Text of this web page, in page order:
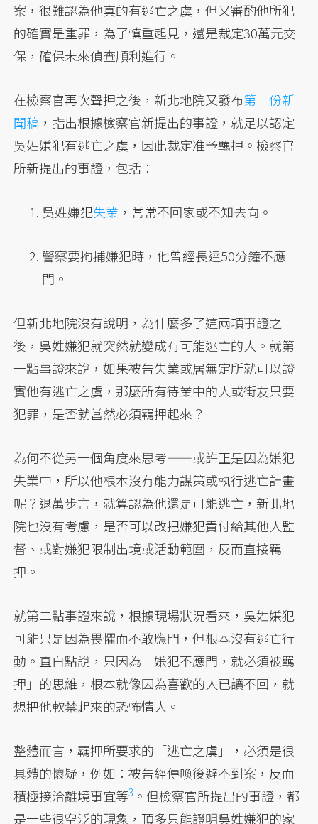
案，很難認為他真的有逃亡之虞，但又審酌他所犯
的確實是重罪，為了慎重起見，還是裁定30萬元交
保，確保未來偵查順利進行。
在檢察官再次聲押之後，新北地院又發布第二份新
聞稿 ，指出根據檢察官新提出的事證，就足以認定
吳姓嫌犯有逃亡之虞，因此裁定准予羈押。檢察官
所新提出的事證，包括：
吳姓嫌犯失業 ，常常不回家或不知去向。
警察要拘捕嫌犯時，他曾經長達50分鐘不應
門。
但新北地院沒有說明，為什麼多了這兩項事證之
後，吳姓嫌犯就突然就變成有可能逃亡的人。就第
一點事證來說，如果被告失業或居無定所就可以證
實他有逃亡之虞，那麼所有待業中的人或街友只要
犯罪，是否就當然必須羈押起來？
為何不從另一個角度來思考——或許正是因為嫌犯
失業中，所以他根本沒有能力謀策或執行逃亡計畫
呢？退萬步言，就算認為他還是可能逃亡，新北地
院也沒有考慮，是否可以改把嫌犯責付給其他人監
督、或對嫌犯限制出境或活動範圍，反而直接羈
押。
就第二點事證來說，根據現場狀況看來，吳姓嫌犯
可能只是因為畏懼而不敢應門，但根本沒有逃亡行
動。直白點說，只因為「嫌犯不應門，就必須被羈
押」的思維，根本就像因為喜歡的人已讀不回，就
想把他軟禁起來的恐怖情人。
整體而言，羈押所要求的「逃亡之虞」，必須是很
具體的懷疑，例如：被告經傳喚後避不到案，反而
積極接洽離境事宜等3 。但檢察官所提出的事證，都
是一些很空泛的現象，頂多只能證明吳姓嫌犯的家